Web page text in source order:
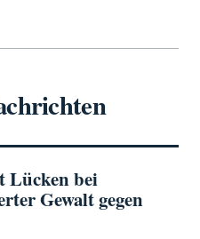
Lücken bei
Gewalt gegen